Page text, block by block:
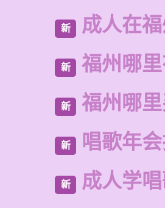
新 成人在
新 福州哪
新 福州哪
新 唱歌年
新 成人学